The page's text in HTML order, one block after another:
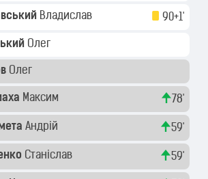
Владислав 90+1'
Олег
Олег
Максим 78'
Андрій 59'
Станіслав 59'